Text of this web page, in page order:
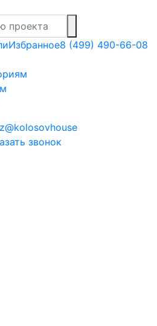
Избранное8 (499) 490-66-08
звонок